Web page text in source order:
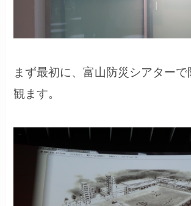
まず最初に、富山防災シアターで
観ます。